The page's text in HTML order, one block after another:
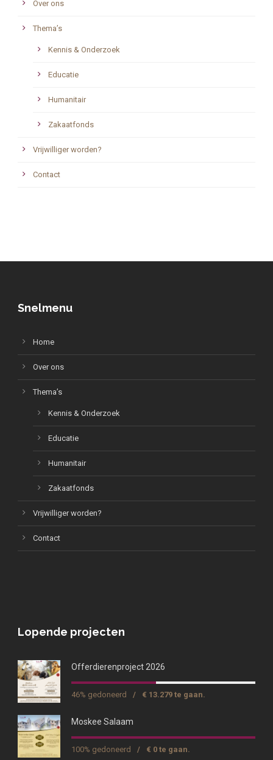
Over ons
Thema’s
Kennis & Onderzoek
Educatie
Humanitair
Zakaatfonds
Vrijwilliger worden?
Contact
Snelmenu
Home
Over ons
Thema’s
Kennis & Onderzoek
Educatie
Humanitair
Zakaatfonds
Vrijwilliger worden?
Contact
Lopende projecten
Offerdierenproject 2026
46% gedoneerd / € 13.279 te gaan.
Moskee Salaam
100% gedoneerd / € 0 te gaan.